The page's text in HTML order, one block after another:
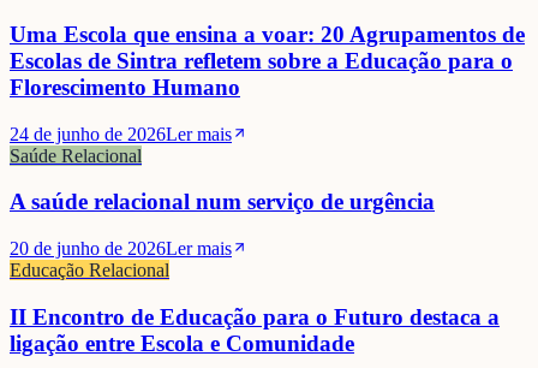
Uma Escola que ensina a voar: 20 Agrupamentos de
Escolas de Sintra refletem sobre a Educação para o
Florescimento Humano
24 de junho de 2026Ler mais
Saúde Relacional
A saúde relacional num serviço de urgência
20 de junho de 2026Ler mais
Educação Relacional
II Encontro de Educação para o Futuro destaca a
ligação entre Escola e Comunidade